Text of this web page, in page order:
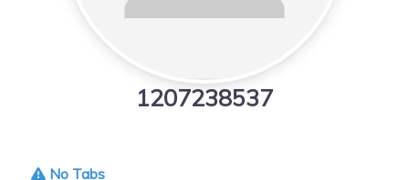
1207238537
No Tabs